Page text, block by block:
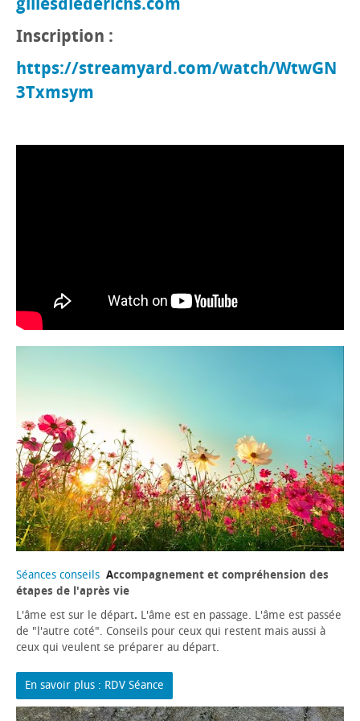
Inscription :
https://streamyard.com/watch/WtwGN
3Txmsym
Séances conseils Accompagnement et compréhension des
étapes de l'après vie
L'âme est sur le départ. L'âme est en passage. L'âme est passée
de "l'autre coté". Conseils pour ceux qui restent mais aussi à
ceux qui veulent se préparer au départ.
En savoir plus : RDV Séance